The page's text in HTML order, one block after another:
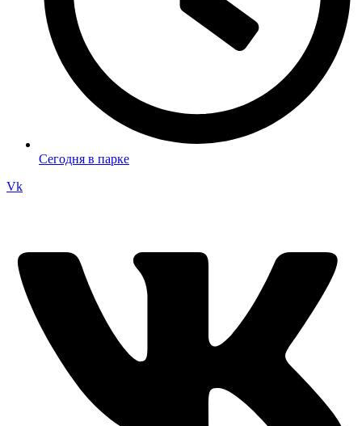
Сегодня в парке
Vk